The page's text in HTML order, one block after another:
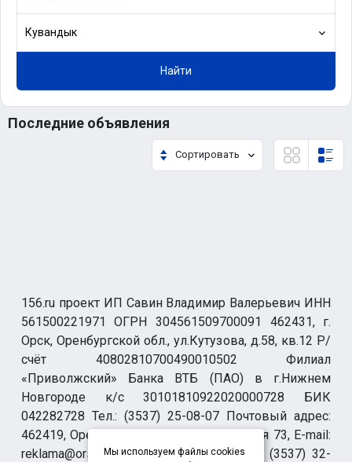
Кувандык
Найти
Последние объявления
Сортировать
156.ru проект ИП Савин Владимир Валерьевич ИНН
561500221971 ОГРН 304561509700091 462431, г.
Орск, Оренбургской обл., ул.Кутузова, д.58, кв.12 Р/
счёт 40802810700490010502 Филиал
«Приволжский» Банка ВТБ (ПАО) в г.Нижнем
Новгороде к/с 30101810922020000728 БИК
042282728 Тел.: (3537) 25-08-07 Почтовый адрес:
462419, Оренбургская обл., г. Орск-19 а/я 73, E-mail:
reklama@orsk.ru ТЕЛЕФОН МОДЕРАЦИИ (3537) 32-
Мы используем файлы cookies